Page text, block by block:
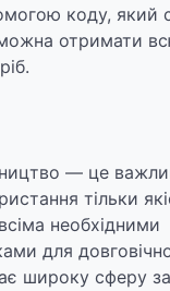
коду, який
отримати
— це
тільки
необхідними
для
широку сферу